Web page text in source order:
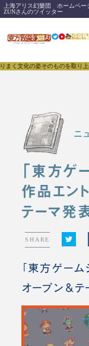
上海アリス幻樂団 ホームペー
ZUNさんのツイッター
ものを取り上げ、世界
ニ
「東方ゲ
作品エン
テーマ発表
SHARE
「東方ゲー
オープン＆テ